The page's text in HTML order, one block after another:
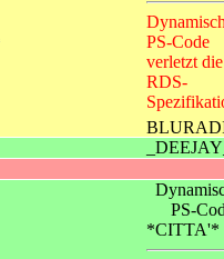
PS-Code
verletzt die
RDS-
PS-
*CITTA'*